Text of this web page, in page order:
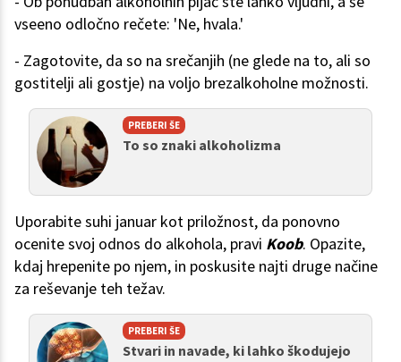
vseeno odločno rečete: 'Ne, hvala.'
- Zagotovite, da so na srečanjih (ne glede na to, ali so
gostitelji ali gostje) na voljo brezalkoholne možnosti.
PREBERI ŠE
To so znaki alkoholizma
Uporabite suhi januar kot priložnost, da ponovno
ocenite svoj odnos do alkohola, pravi Koob. Opazite,
kdaj hrepenite po njem, in poskusite najti druge načine
za reševanje teh težav.
PREBERI ŠE
Stvari in navade, ki lahko škodujejo